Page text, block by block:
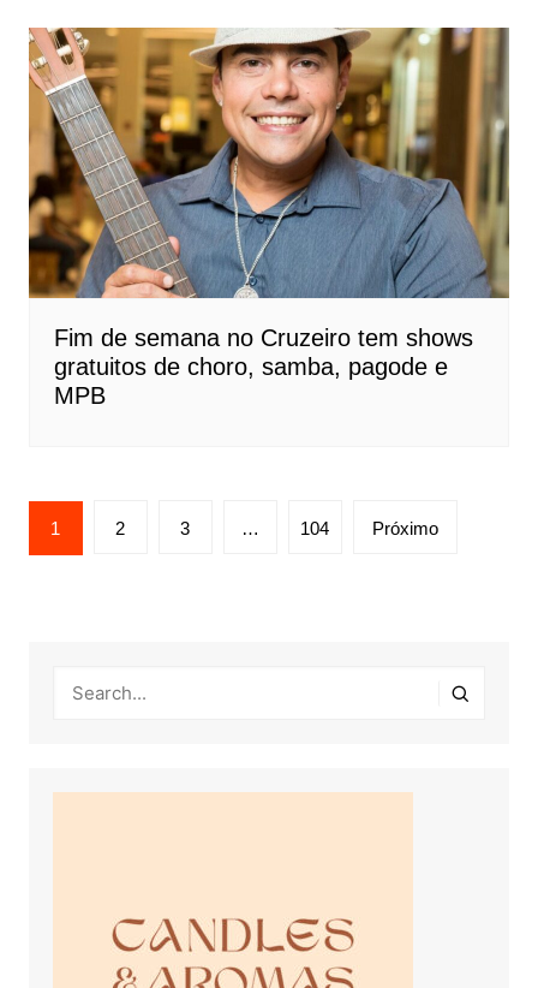
Fim de semana no Cruzeiro tem shows
gratuitos de choro, samba, pagode e
MPB
Navegação
por
1 2 3 … 104 Próximo